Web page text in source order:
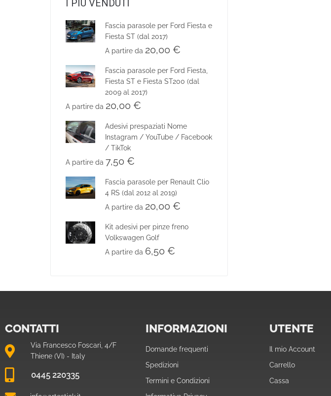
I PIÙ VENDUTI
Fascia parasole per Ford Fiesta e
Fiesta ST (dal 2017)
A partire da 20,00 €
Fascia parasole per Ford Fiesta,
Fiesta ST e Fiesta ST200 (dal
2009 al 2017)
A partire da 20,00 €
Adesivi prespaziati Nome
Instagram / YouTube / Facebook
/ TikTok
A partire da 7,50 €
Fascia parasole per Renault Clio
4 RS (dal 2012 al 2019)
A partire da 20,00 €
Kit adesivi per pinze freno
Volkswagen Golf
A partire da 6,50 €
CONTATTI
Via Francesco Foscari, 4/F
Thiene (VI) - Italy
0445 220335
INFORMAZIONI
Domande frequenti
Spedizioni
Termini e Condizioni
UTENTE
Il mio Account
Carrello
Cassa